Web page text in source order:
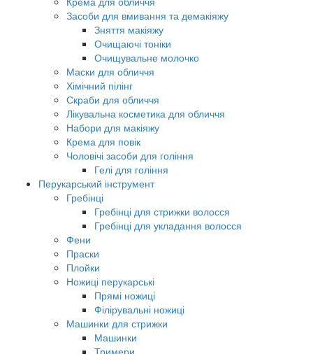
Засоби для вмивання та демакіяжу
Зняття макіяжу
Очищаючі тоніки
Очищувальне молочко
Маски для обличчя
Хімічний пілінг
Скраби для обличчя
Лікувальна косметика для обличчя
Набори для макіяжу
Крема для повік
Чоловічі засоби для гоління
Гелі для гоління
Перукарський інструмент
Гребінці
Гребінці для стрижки волосся
Гребінці для укладання волосся
Фени
Праски
Плойки
Ножиці перукарські
Прямі ножиці
Філірувальні ножиці
Машинки для стрижки
Машинки
Тримери